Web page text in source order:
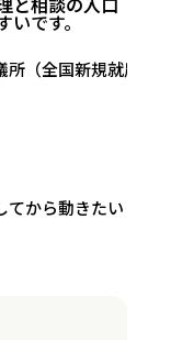
と相談の入口
です。
所（全国新規就農相
から動きたいとき